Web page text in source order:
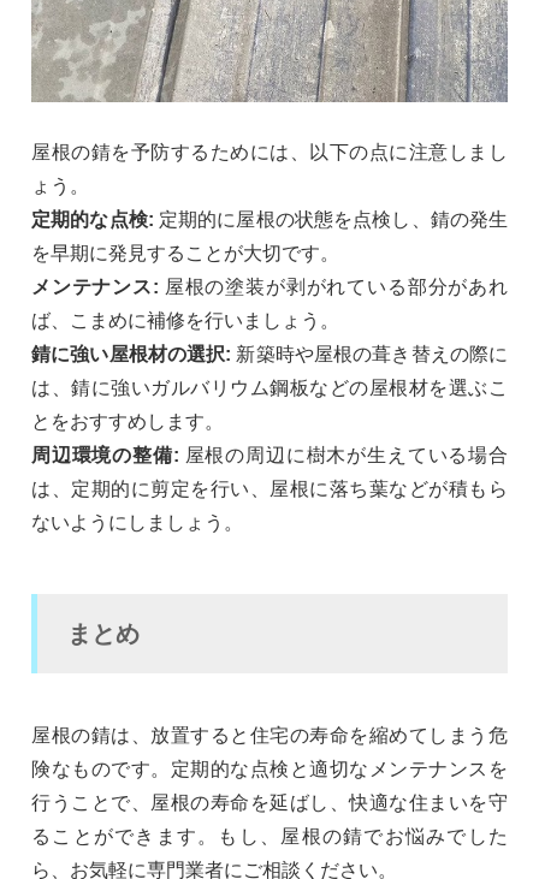
屋根の錆を予防するためには、以下の点に注意しまし
ょう。
定期的な点検: 定期的に屋根の状態を点検し、錆の発生
を早期に発見することが大切です。
メンテナンス: 屋根の塗装が剥がれている部分があれ
ば、こまめに補修を行いましょう。
錆に強い屋根材の選択: 新築時や屋根の葺き替えの際に
は、錆に強いガルバリウム鋼板などの屋根材を選ぶこ
とをおすすめします。
周辺環境の整備: 屋根の周辺に樹木が生えている場合
は、定期的に剪定を行い、屋根に落ち葉などが積もら
ないようにしましょう。
まとめ
屋根の錆は、放置すると住宅の寿命を縮めてしまう危
険なものです。定期的な点検と適切なメンテナンスを
行うことで、屋根の寿命を延ばし、快適な住まいを守
ることができます。もし、屋根の錆でお悩みでした
ら、お気軽に専門業者にご相談ください。